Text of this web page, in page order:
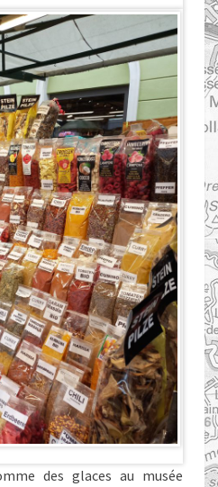
des glaces au musée